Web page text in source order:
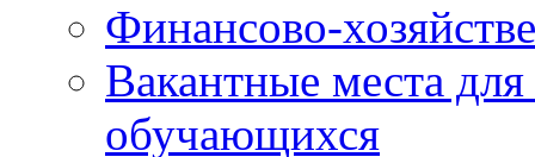
Финансово-
Вакантные места
обучающихся